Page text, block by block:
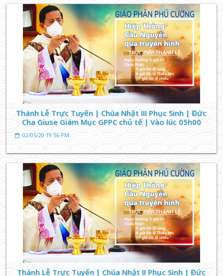
CÁC BÀI VIẾT VỀ THÁNH QUÍ
Thánh Phêrô Đoàn Công Quí và Emanuel Lê Văn
Phụng
31/07/23 08:19 AM
TIN TỨC GIÁO XỨ
Thánh Lễ Trực Tuyến | Chúa Nhật III Phục Sinh | Đức
Cha Giuse Giám Mục GPPC chủ tế | Vào lúc 05h00
02/05/20 19:56 PM
Thánh Lễ Trực Tuyến | Chúa Nhật II Phục Sinh | Đức